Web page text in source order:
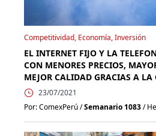
Competitividad, Economía, Inversión
EL INTERNET FIJO Y LA
CON MENORES PRECIOS,
MEJOR CALIDAD GRACIAS A LA
23/07/2021
Por: ComexPerú /Semanario 1083/